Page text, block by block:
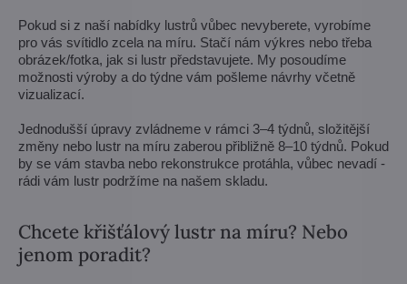
Pokud si z naší nabídky lustrů vůbec nevyberete, vyrobíme
pro vás svítidlo zcela na míru. Stačí nám výkres nebo třeba
obrázek/fotka, jak si lustr představujete. My posoudíme
možnosti výroby a do týdne vám pošleme návrhy včetně
vizualizací.
Jednodušší úpravy zvládneme v rámci 3–4 týdnů, složitější
změny nebo lustr na míru zaberou přibližně 8–10 týdnů. Pokud
by se vám stavba nebo rekonstrukce protáhla, vůbec nevadí -
rádi vám lustr podržíme na našem skladu.
Chcete křišťálový lustr na míru? Nebo
jenom poradit?